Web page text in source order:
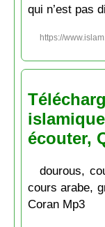
qui n’est pas
https://
écouter,
dourous,
cours arabe,
Coran Mp3